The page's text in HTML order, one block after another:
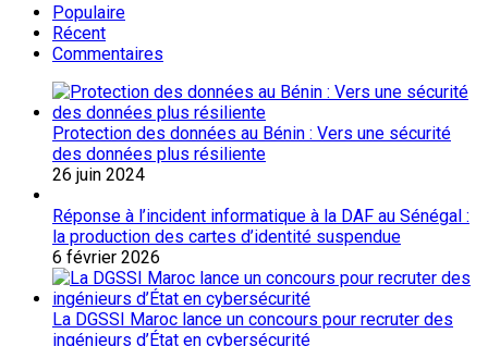
Populaire
Récent
Commentaires
Protection des données au Bénin : Vers une sécurité
des données plus résiliente
26 juin 2024
Réponse à l’incident informatique à la DAF au Sénégal :
la production des cartes d’identité suspendue
6 février 2026
La DGSSI Maroc lance un concours pour recruter des
ingénieurs d’État en cybersécurité